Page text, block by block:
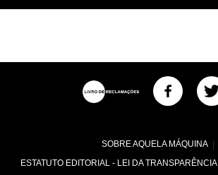
SOBRE AQUELA MÁQUINA
ESTATUTO EDITORIAL - LEI DA TRANSPARÊNCIA